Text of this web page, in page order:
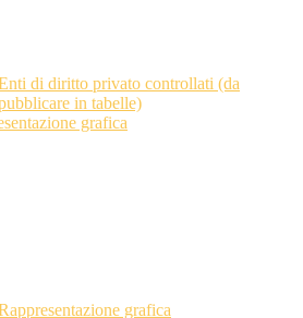
di diritto privato controllati (da
in tabelle)
grafica
grafica